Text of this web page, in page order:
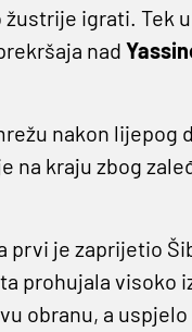
igrati. Tek
nad
nakon lijepog
na kraju zbog
prvi je zaprijetio
prohujala visoko
obranu, a